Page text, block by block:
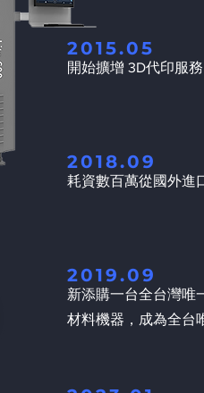
2015.05
開始擴增 3D代印服
2018.09
耗資數百萬從國外進
2019.09
新添購一台全台灣唯
材料機器，成為全台